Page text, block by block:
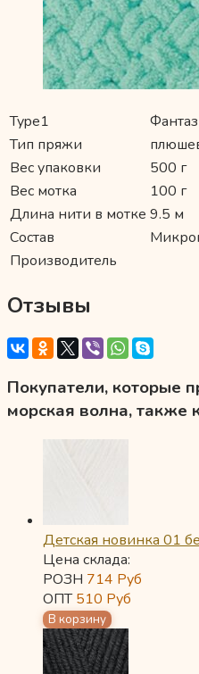
Type1
Тип пряжи
Вес упаковки
500 г
Вес мотка
100 г
Длина нити в мотке 9.5 м
Состав
Производитель
Отзывы
Покупатели, которые
морская волна, также
Детская новинка 01
Цена склада:
РОЗН 714 Руб
ОПТ510 Руб